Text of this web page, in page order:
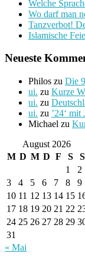
Welche
Wo darf man
Tanzverbot!
Islamische
Neueste
Philos zu Die
ui. zu Kurze
ui. zu
ui. zu ’24‘
Michael zu
August 2026
M D M D F S
S
1
2
3
4 5 6 7 8
9
10 11 12 13 14 15
17 18 19 20 21 22
24 25 26 27 28 29
31
« Mai